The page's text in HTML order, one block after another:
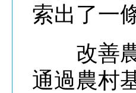
索出了一
改善農
通過農村